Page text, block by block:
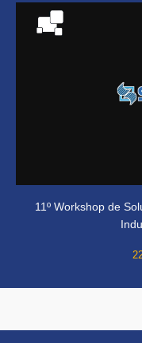
11º Workshop de